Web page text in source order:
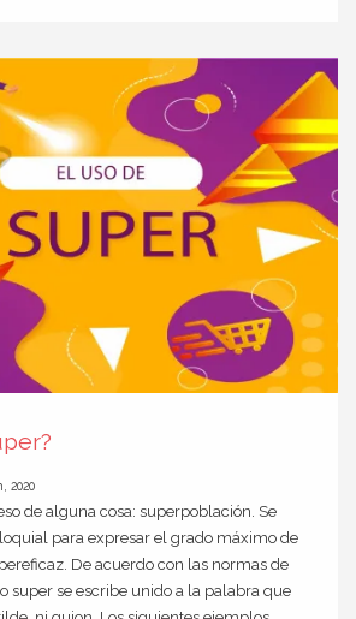
2020
de alguna cosa: superpoblación. Se
para expresar el grado máximo de
De acuerdo con las normas de
super se escribe unido a la palabra que